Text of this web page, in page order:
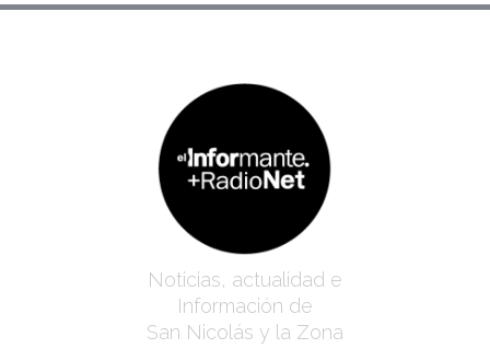
Noticias, actualidad e
Información de
San Nicolás y la Zona